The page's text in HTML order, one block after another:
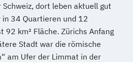
dort leben aktuell gut
34 Quartieren und 12
92 km² Fläche. Zürichs Anfang
Stadt war die römische
am Ufer der Limmat in der